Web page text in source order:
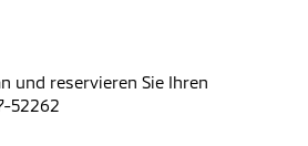
und reservieren Sie Ihren
52262